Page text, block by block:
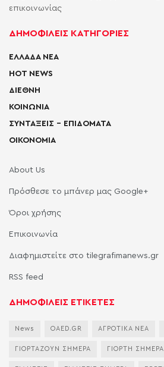
επικοινωνίας
ΔΗΜΟΦΙΛΕΙΣ ΚΑΤΗΓΟΡΙΕΣ
ΕΛΛΑΔΑ ΝΕΑ
HOT NEWS
ΔΙΕΘΝΗ
ΚΟΙΝΩΝΙΑ
ΣΥΝΤΑΞΕΙΣ – ΕΠΙΔΟΜΑΤΑ
ΟΙΚΟΝΟΜΙΑ
About Us
Πρόσθεσε το μπάνερ μας Google+
Όροι χρήσης
Επικοινωνία
Διαφημιστείτε στο tilegrafimanews.gr
RSS feed
ΔΗΜΟΦΙΛΕΙΣ ΕΤΙΚΕΤΕΣ
News OAED.GR ΑΓΡΟΤΙΚΑ ΝΕΑ
ΓΙΟΡΤΑΖΟΥΝ ΣΗΜΕΡΑ ΓΙΟΡΤΗ ΣΗΜΕΡΑ